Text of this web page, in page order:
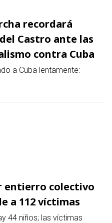
recordará
Castro ante las
contra Cuba
a Cuba lentamente:
entierro colectivo
a 112 víctimas
44 niños; las víctimas